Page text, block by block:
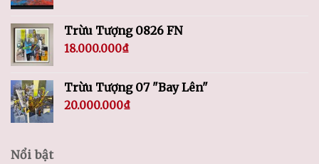
Trừu Tượng 0826 FN
18.000.000₫
Trừu Tượng 07 "Bay Lên"
20.000.000₫
Nổi bật